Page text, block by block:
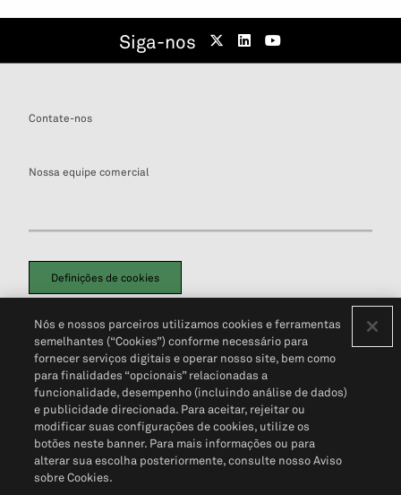
Siga-nos
Contate-nos
Nossa equipe comercial
Definições de cookies
Política de PrivacidadePortal de privacidade do cliente (em inglês)
Não Venda Minhas Informações Pessoais© 2026 S&P Global
Nós e nossos parceiros utilizamos cookies e ferramentas
semelhantes (“Cookies”) conforme necessário para
fornecer serviços digitais e operar nosso site, bem como
para finalidades “opcionais” relacionadas a
funcionalidade, desempenho (incluindo análise de dados)
e publicidade direcionada. Para aceitar, rejeitar ou
modificar suas configurações de cookies, utilize os
botões neste banner. Para mais informações ou para
alterar sua escolha posteriormente, consulte nosso Aviso
sobre Cookies.